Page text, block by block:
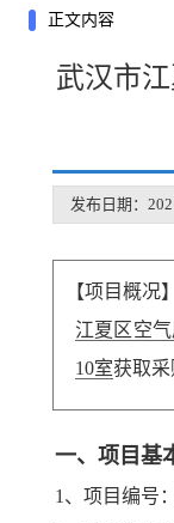
正文内容
武汉市
发布日期：
【项目概况】
江夏区空
10室获取
一、项目基
1、项目编号：